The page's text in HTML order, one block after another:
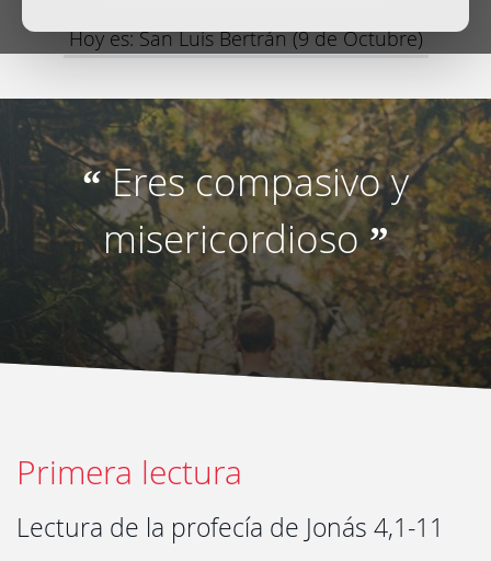
Hoy es: San Luis Bertrán (9 de Octubre)
“Eres compasivo y
misericordioso”
Primera lectura
Lectura de la profecía de Jonás 4,1-11